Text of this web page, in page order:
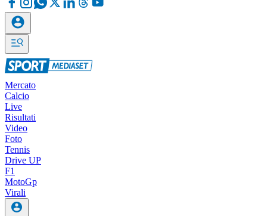
Mercato
Calcio
Live
Risultati
Video
Foto
Tennis
Drive UP
F1
MotoGp
Virali